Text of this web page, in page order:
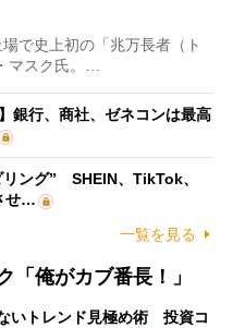
で史上初の「兆万長者（ト
マスク氏。…
銀行、商社、ゼネコンは最高
ング” SHEIN、TikTok、
せ…
一覧を見る
「俺がカブ番長！」
いトレンド見極め術 投資コ